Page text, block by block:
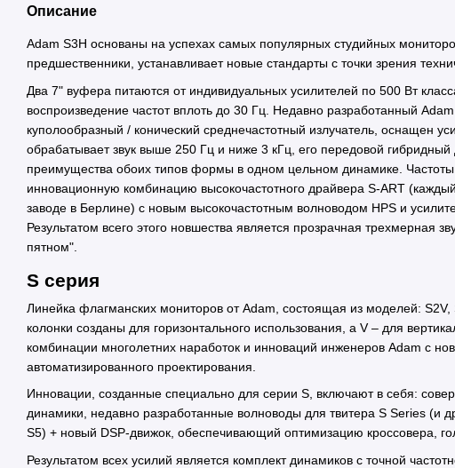
Описание
Adam S3H основаны на успехах самых популярных студийных
предшественники, устанавливает новые стандарты с точки зрения
Два 7" вуфера питаются от индивидуальных усилителей по 500 Вт
воспроизведение частот вплоть до 30 Гц. Недавно разработанный
куполообразный / конический среднечастотный излучатель, оснащен
обрабатывает звук выше 250 Гц и ниже 3 кГц, его передовой гибридный
преимущества обоих типов формы в одном цельном динамике.
инновационную комбинацию высокочастотного драйвера S-ART
заводе в Берлине) c новым высокочастотным волноводом HPS и
Результатом всего этого новшества является прозрачная трехмерная
пятном".
S серия
Линейка флагманских мониторов от Adam, состоящая из моделей: S2V,
колонки созданы для горизонтального использования, а V – для
комбинации многолетних наработок и инноваций инженеров Adam с
автоматизированного проектирования.
Инновации, созданные специально для серии S, включают в себя:
динамики, недавно разработанные волноводы для твитера S Series (и
S5) + новый DSP-движок, обеспечивающий оптимизацию кроссовера,
Результатом всех усилий является комплект динамиков с точной